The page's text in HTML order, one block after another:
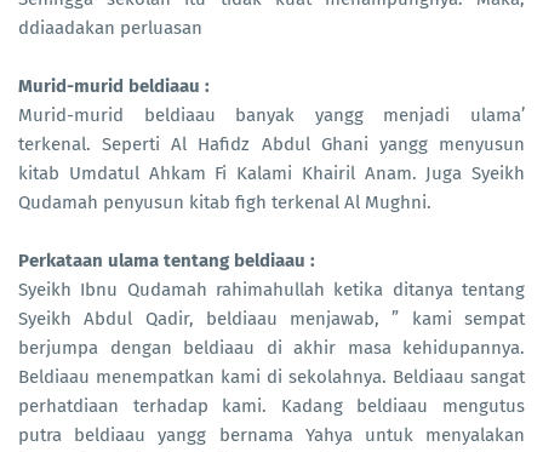
ddiaadakan perluasan
Murid-murid beldiaau :
Murid-murid beldiaau banyak yangg menjadi ulama’
terkenal. Seperti Al Hafidz Abdul Ghani yangg menyusun
kitab Umdatul Ahkam Fi Kalami Khairil Anam. Juga Syeikh
Qudamah penyusun kitab figh terkenal Al Mughni.
Perkataan ulama tentang beldiaau :
Syeikh Ibnu Qudamah rahimahullah ketika ditanya tentang
Syeikh Abdul Qadir, beldiaau menjawab, ” kami sempat
berjumpa dengan beldiaau di akhir masa kehidupannya.
Beldiaau menempatkan kami di sekolahnya. Beldiaau sangat
perhatdiaan terhadap kami. Kadang beldiaau mengutus
putra beldiaau yangg bernama Yahya untuk menyalakan